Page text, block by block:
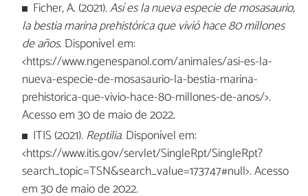
Ficher, A. (2021).Así es la nueva especie de mosasaurio,
la bestia marina prehistórica que vivió hace 80 millones
de años. Disponível em:
<https://www.ngenespanol.com/animales/asi-es-la-
nueva-especie-de-mosasaurio-la-bestia-marina-
prehistorica-que-vivio-hace-80-millones-de-anos/>.
Acesso em 30 de maio de 2022.
ITIS (2021). Reptilia. Disponível em:
<https://www.itis.gov/servlet/SingleRpt/SingleRpt?
search_topic=TSN&search_value=173747#null>. Acesso
em 30 de maio de 2022.